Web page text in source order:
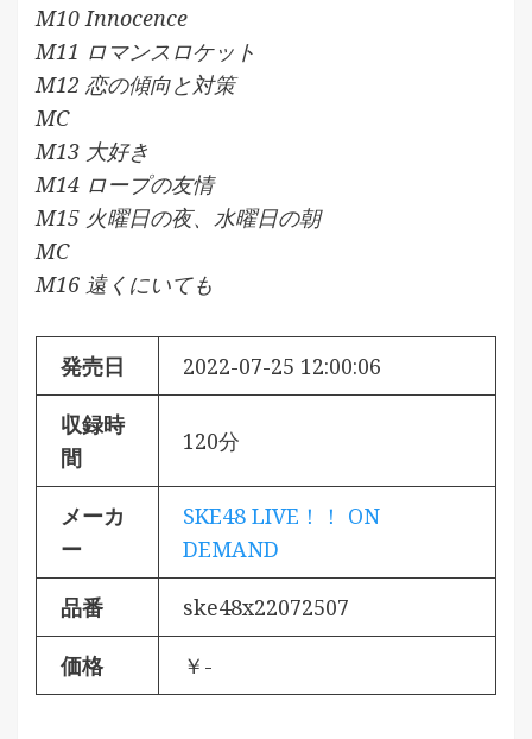
M10 Innocence
M11 ロマンスロケット
M12 恋の傾向と対策
MC
M13 大好き
M14 ロープの友情
M15 火曜日の夜、水曜日の朝
MC
M16 遠くにいても
発売日 2022-07-25 12:00:06
収録時
間
120分
メーカ
ー
SKE48 LIVE！！ ON
DEMAND
品番 ske48x22072507
価格 ￥-